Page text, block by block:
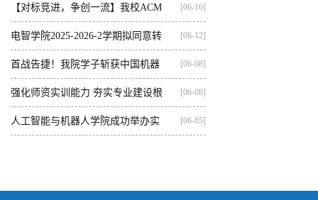
【对标竞进，争创一流】我校ACM
集训...
[06-16]
电智学院2025-2026-2学期拟同意转
出...
[06-12]
首战告捷！我院学子斩获中国机器
人...
[06-08]
强化师资实训能力 夯实专业建设根
基...
[06-08]
人工智能与机器人学院成功举办实 [06-05]